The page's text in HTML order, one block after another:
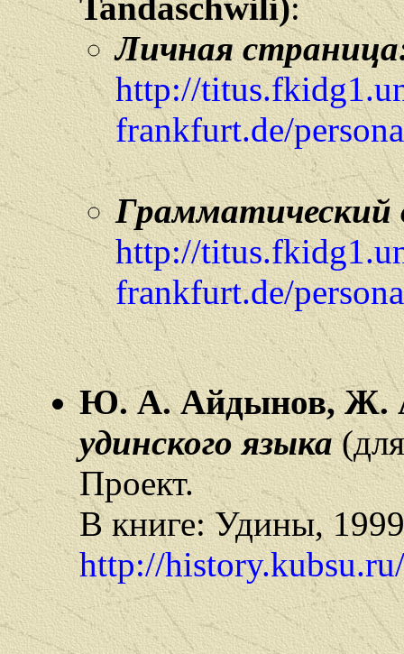
Tandaschwili):
Личная
http://
frankfurt.de/
Грамматический
http://
frankfurt.de/
Ю. А. Айдынов, Ж.
удинского языка
Проект.
В книге: Удины,
http://